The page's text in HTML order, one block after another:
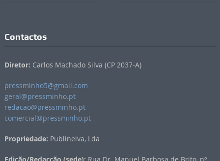
Contactos
Diretor: Carlos Machado Silva (CP 2037-A)
pressminho5@gmail.com
geral@pressminho.pt
redacao@pressminho.pt
comercial@pressminho.pt
Propriedade: Publineiva, Lda